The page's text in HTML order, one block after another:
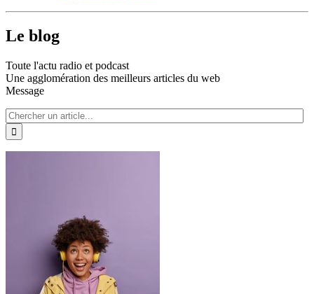
Le blog
Toute l'actu radio et podcast
Une agglomération des meilleurs articles du web
Message